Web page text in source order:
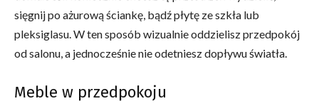
sięgnij po ażurową ściankę, bądź płytę ze szkła lub
pleksiglasu. W ten sposób wizualnie oddzielisz przedpokój
od salonu, a jednocześnie nie odetniesz dopływu światła.
Meble w przedpokoju